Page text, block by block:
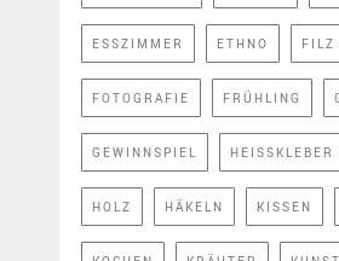
ESSZIMMER ETHNO FILZ
FOTOGRAFIE FRÜHLING
GEWINNSPIEL HEISSKLEBER
HOLZ HÄKELN KISSEN